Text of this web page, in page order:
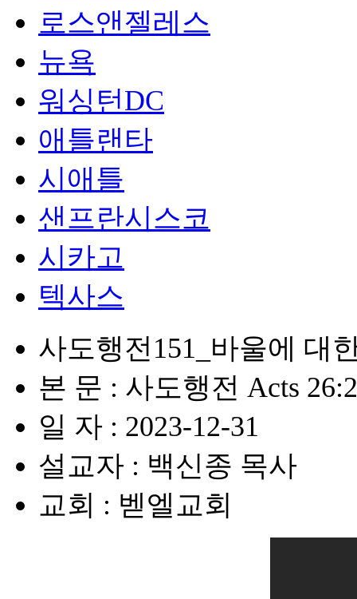
로스앤젤레스
뉴욕
워싱턴DC
애틀랜타
시애틀
샌프란시스코
시카고
텍사스
사도행전151_바울에 대
본 문 : 사도행전 Acts
일 자 : 2023-12-31
설교자 : 백신종 목사
교회 : 벧엘교회